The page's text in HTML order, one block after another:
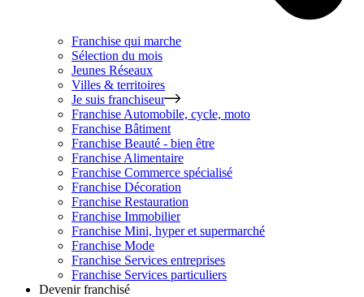
Franchise qui marche
Sélection du mois
Jeunes Réseaux
Villes & territoires
Je suis franchiseur
Franchise Automobile, cycle, moto
Franchise Bâtiment
Franchise Beauté - bien être
Franchise Alimentaire
Franchise Commerce spécialisé
Franchise Décoration
Franchise Restauration
Franchise Immobilier
Franchise Mini, hyper et supermarché
Franchise Mode
Franchise Services entreprises
Franchise Services particuliers
Devenir franchisé